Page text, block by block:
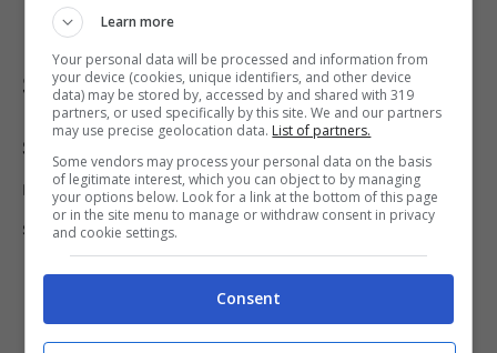
I primi 5 conti: Conto Arancio e
SelfyConto
Secondo gli esperti sono 5 i conti correnti
migliori per i giovani. Eccoli elencati di
seguito:
Learn more
Your personal data will be processed and information from
your device (cookies, unique identifiers, and other device
data) may be stored by, accessed by and shared with 319
partners, or used specifically by this site. We and our partners
may use precise geolocation data. List of partners.
Some vendors may process your personal data on the basis
of legitimate interest, which you can object to by managing
your options below. Look for a link at the bottom of this page
or in the site menu to manage or withdraw consent in privacy
and cookie settings.
Consent